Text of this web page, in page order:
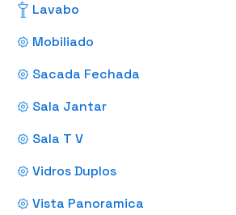
Lavabo
Mobiliado
Sacada Fechada
Sala Jantar
Sala T V
Vidros Duplos
Vista Panoramica